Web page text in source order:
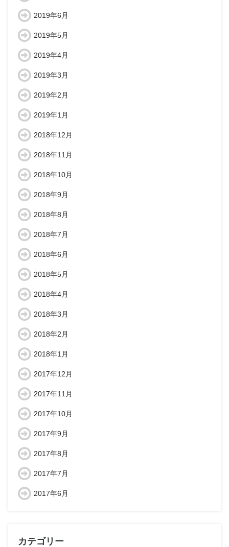
2019年6月
2019年5月
2019年4月
2019年3月
2019年2月
2019年1月
2018年12月
2018年11月
2018年10月
2018年9月
2018年8月
2018年7月
2018年6月
2018年5月
2018年4月
2018年3月
2018年2月
2018年1月
2017年12月
2017年11月
2017年10月
2017年9月
2017年8月
2017年7月
2017年6月
カテゴリー